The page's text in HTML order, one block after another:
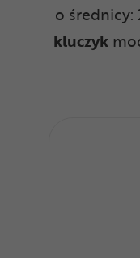
o
kluczyk